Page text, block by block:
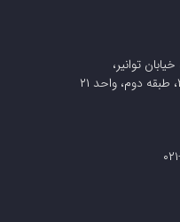
توانیر،